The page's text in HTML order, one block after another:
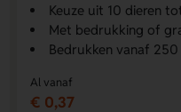
Keuze uit 10 dieren
Met bedrukking of
Bedrukken vanaf
Al vanaf
€ 0,37